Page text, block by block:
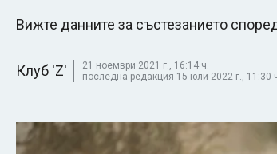
Вижте данните за състезанието
Клуб 'Z'
21 ноември 2021 г., 16:14 ч.
последна редакция 15 юли 2022 г., 11:30